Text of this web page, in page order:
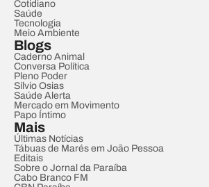
Cotidiano
Saúde
Tecnologia
Meio Ambiente
Blogs
Caderno Animal
Conversa Política
Pleno Poder
Sílvio Osias
Saúde Alerta
Mercado em Movimento
Papo Íntimo
Mais
Últimas Notícias
Tábuas de Marés em João Pessoa
Editais
Sobre o Jornal da Paraíba
Cabo Branco FM